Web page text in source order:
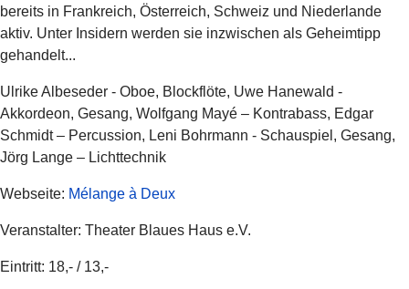
bereits in Frankreich, Österreich, Schweiz und Niederlande
aktiv. Unter Insidern werden sie inzwischen als Geheimtipp
gehandelt...
Ulrike Albeseder - Oboe, Blockflöte, Uwe Hanewald -
Akkordeon, Gesang, Wolfgang Mayé – Kontrabass, Edgar
Schmidt – Percussion, Leni Bohrmann - Schauspiel, Gesang,
Jörg Lange – Lichttechnik
Webseite: Mélange à Deux
Veranstalter: Theater Blaues Haus e.V.
Eintritt: 18,- / 13,-